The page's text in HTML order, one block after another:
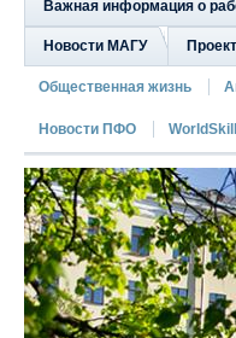
Важная информация о
Новости МАГУ
Общественная жизнь
Новости ПФО